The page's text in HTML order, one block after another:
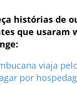
histórias de
que usaram
viaja
por